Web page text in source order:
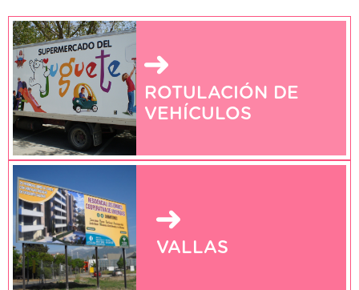
ROTULACIÓN DE
VEHÍCULOS
VALLAS